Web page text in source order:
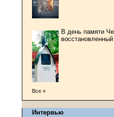
В день памяти
Все »
Интервью